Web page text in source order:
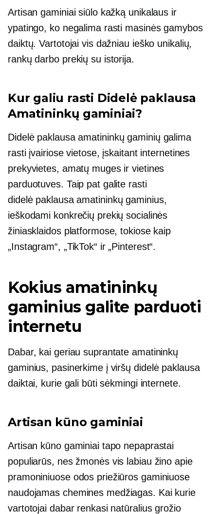
Artisan gaminiai siūlo kažką unikalaus ir
ypatingo, ko negalima rasti masinės gamybos
daiktų. Vartotojai vis dažniau ieško unikalių,
rankų darbo prekių su istorija.
Kur galiu rasti Didelė paklausa
Amatininkų gaminiai?
Didelė paklausaamatininkų gaminių galima
rasti įvairiose vietose, įskaitant internetines
prekyvietes, amatų muges ir vietines
parduotuves. Taip pat galite rasti
didelė paklausaamatininkų gaminius,
ieškodami konkrečių prekių socialinės
žiniasklaidos platformose, tokiose kaip
„Instagram“, „TikTok“ ir „Pinterest“.
Kokius amatininkų
gaminius galite parduoti
internetu
Dabar, kai geriau suprantate amatininkų
gaminius, pasinerkime į viršų didelė paklausa
daiktai, kurie gali būti sėkmingi internete.
Artisan kūno gaminiai
Artisan kūno gaminiai tapo nepaprastai
populiarūs, nes žmonės vis labiau žino apie
pramoniniuose odos priežiūros gaminiuose
naudojamas chemines medžiagas. Kai kurie
vartotojai dabar renkasi natūralius grožio